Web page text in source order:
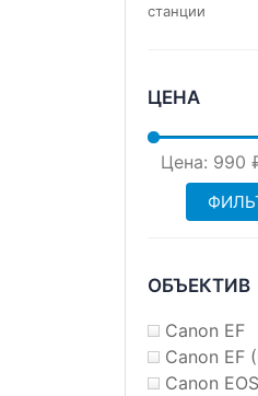
станции
ЦЕНА
Цена: 990
ОБЪЕКТИВ
Canon EF
Canon EF
Canon EOS